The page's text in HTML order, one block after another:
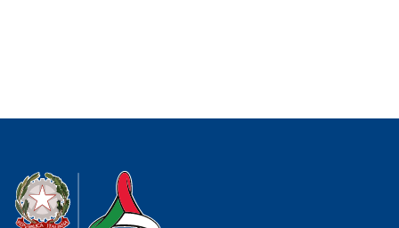
Dipartimento della Protezione Civile